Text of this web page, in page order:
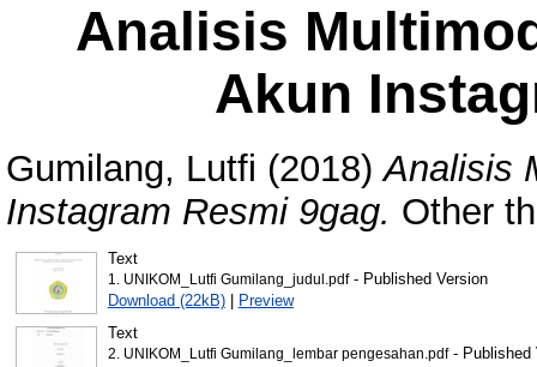
Analisis
Akun
Gumilang, Lutfi (2018)Analisis
Instagram Resmi 9gag. Other
Text
1. UNIKOM_Lutfi Gumilang_judul.pdf- Published Version
Download (22kB)| Preview
Text
2. UNIKOM_Lutfi Gumilang_lembar pengesahan.pdf- Published